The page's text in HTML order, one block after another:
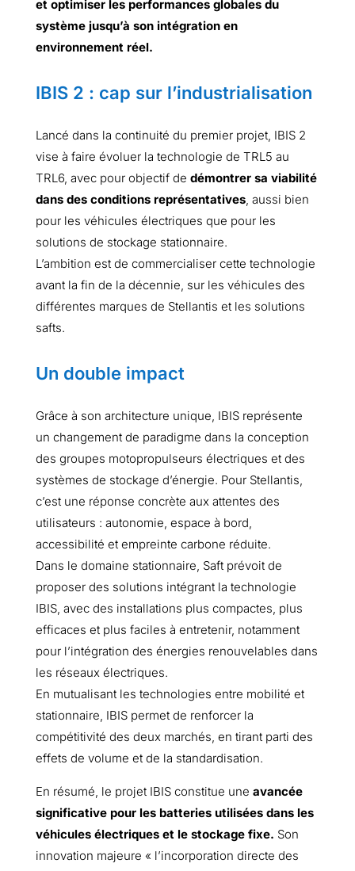
et optimiser les performances globales du
système jusqu’à son intégration en
environnement réel.
IBIS 2 : cap sur l’industrialisation
Lancé dans la continuité du premier projet, IBIS 2
vise à faire évoluer la technologie de TRL5 au
TRL6, avec pour objectif de démontrer sa viabilité
dans des conditions représentatives, aussi bien
pour les véhicules électriques que pour les
solutions de stockage stationnaire.
L’ambition est de commercialiser cette technologie
avant la fin de la décennie, sur les véhicules des
différentes marques de Stellantis et les solutions
safts.
Un double impact
Grâce à son architecture unique, IBIS représente
un changement de paradigme dans la conception
des groupes motopropulseurs électriques et des
systèmes de stockage d’énergie. Pour Stellantis,
c’est une réponse concrète aux attentes des
utilisateurs : autonomie, espace à bord,
accessibilité et empreinte carbone réduite.
Dans le domaine stationnaire, Saft prévoit de
proposer des solutions intégrant la technologie
IBIS, avec des installations plus compactes, plus
efficaces et plus faciles à entretenir, notamment
pour l’intégration des énergies renouvelables dans
les réseaux électriques.
En mutualisant les technologies entre mobilité et
stationnaire, IBIS permet de renforcer la
compétitivité des deux marchés, en tirant parti des
effets de volume et de la standardisation.
En résumé, le projet IBIS constitue une avancée
significative pour les batteries utilisées dans les
véhicules électriques et le stockage fixe. Son
innovation majeure « l’incorporation directe des